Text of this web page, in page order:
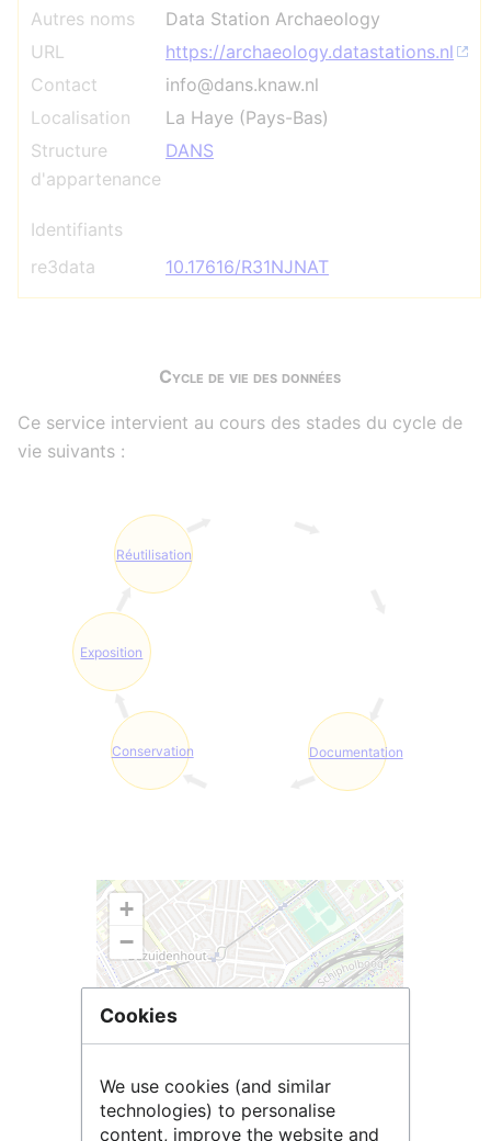
Autres noms
Data Station Archaeology
URL
https://archaeology.datastations.nl
Contact
info@dans.knaw.nl
Localisation
La Haye (Pays-Bas)
Structure
d'appartenance
DANS
Identifiants
re3data
10.17616/R31NJNAT
Cycle de vie des données
Ce service intervient au cours des stades du cycle de
vie suivants :
Documentation
Conservation
Exposition
Réutilisation
+
−
Cookies
We use cookies (and similar
technologies) to personalise
content, improve the website and